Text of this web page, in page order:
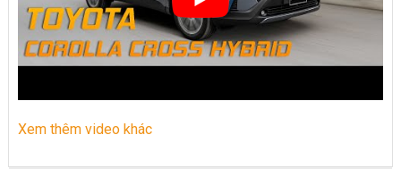
Những dòng xe Toyota đang phổ biến nhất trên thị trường
Việt Nam hiện nay.
Những thay đổi trên dòng xe Vios 2022
Xem thêm video khác